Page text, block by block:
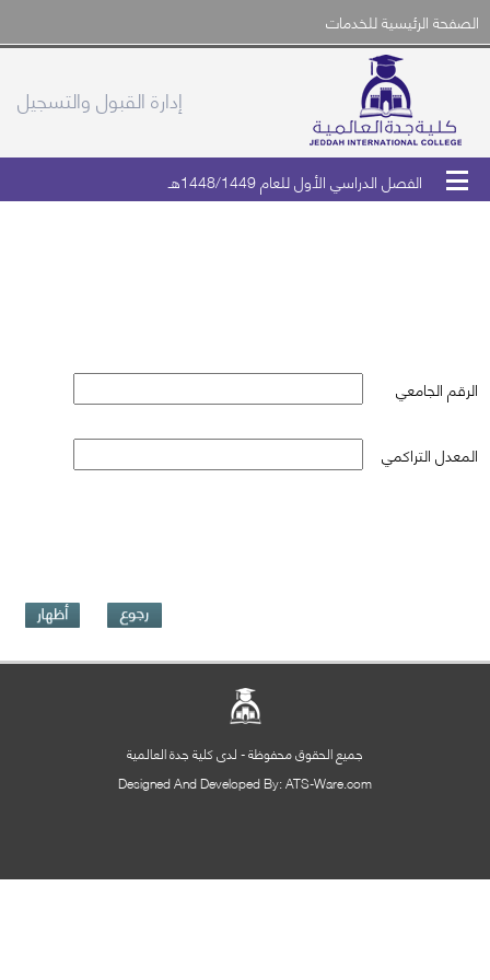
الصفحة الرئيسية للخدمات
إدارة القبول والتسجيل
الفصل الدراسي الأول للعام 1448/1449هـ
الرقم الجامعي
المعدل التراكمي
جميع الحقوق محفوظة - لدى كلية جدة العالمية
Designed And Developed By: ATS-Ware.com